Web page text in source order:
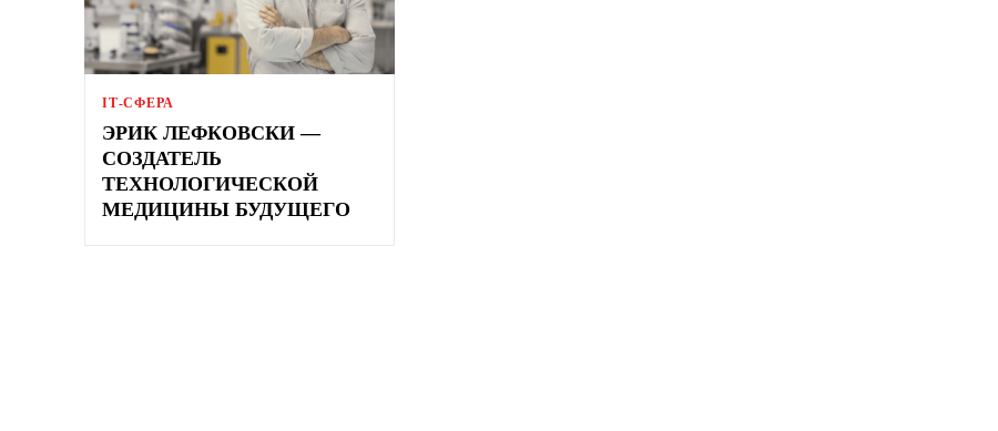
ІТ-СФЕРА
ЭРИК ЛЕФКОВСКИ —
СОЗДАТЕЛЬ
ТЕХНОЛОГИЧЕСКОЙ
МЕДИЦИНЫ БУДУЩЕГО